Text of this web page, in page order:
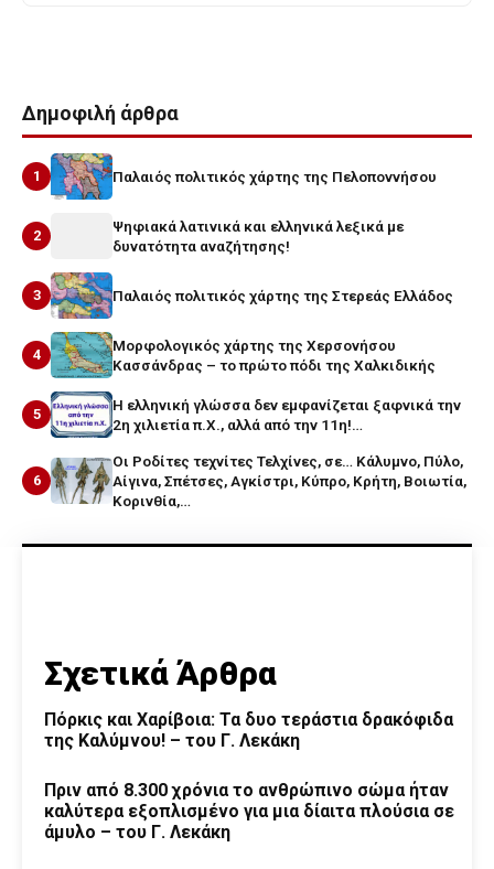
Δημοφιλή άρθρα
1 Παλαιός πολιτικός χάρτης της Πελοποννήσου
2
Ψηφιακά λατινικά και ελληνικά λεξικά με
δυνατότητα αναζήτησης!
3 Παλαιός πολιτικός χάρτης της Στερεάς Ελλάδος
4
Μορφολογικός χάρτης της Χερσονήσου
Κασσάνδρας – το πρώτο πόδι της Χαλκιδικής
5
Η ελληνική γλώσσα δεν εμφανίζεται ξαφνικά την
2η χιλιετία π.Χ., αλλά από την 11η!…
6
Οι Ροδίτες τεχνίτες Τελχίνες, σε… Κάλυμνο, Πύλο,
Αίγινα, Σπέτσες, Αγκίστρι, Κύπρο, Κρήτη, Βοιωτία,
Κορινθία,…
Σχετικά Άρθρα
Πόρκις και Χαρίβοια: Τα δυο τεράστια δρακόφιδα
της Καλύμνου! – του Γ. Λεκάκη
Πριν από 8.300 χρόνια το ανθρώπινο σώμα ήταν
καλύτερα εξοπλισμένο για μια δίαιτα πλούσια σε
άμυλο – του Γ. Λεκάκη